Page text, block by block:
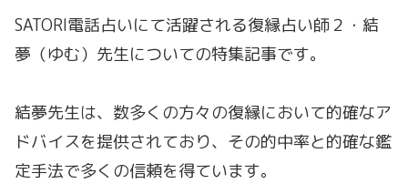
SATORI電話占いにて活躍される復縁占い師２・結
夢（ゆむ）先生についての特集記事です。
結夢先生は、数多くの方々の復縁において的確なア
ドバイスを提供されており、その的中率と的確な鑑
定手法で多くの信頼を得ています。